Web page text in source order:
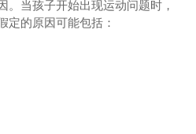
。当孩子开始出现运动问题时，
定的原因可能包括：